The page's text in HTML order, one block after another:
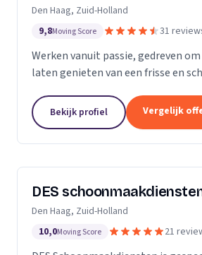
Den Haag, Zuid-Holland
9,8Moving Score 31
Werken vanuit passie, gedreven
laten genieten van een frisse en
Beleef het weer als nieuw! Het
Bekijk profiel Vergelijk
DES
Den Haag, Zuid-Holland
10,0Moving Score 21